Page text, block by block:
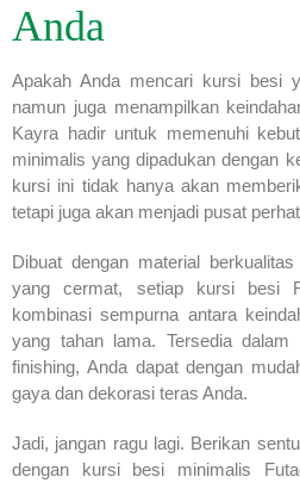
Anda
Apakah Anda mencari kursi besi
namun juga menampilkan
Kayra hadir untuk memenuhi
minimalis yang dipadukan dengan
kursi ini tidak hanya akan
tetapi juga akan menjadi pusat
Dibuat dengan material
yang cermat, setiap kursi besi
kombinasi sempurna antara
yang tahan lama. Tersedia dalam
finishing, Anda dapat dengan
gaya dan dekorasi teras Anda.
Jadi, jangan ragu lagi. Berikan
dengan kursi besi minimalis